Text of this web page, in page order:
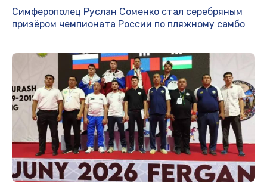
Симферополец Руслан Соменко стал серебряным
призёром чемпионата России по пляжному самбо